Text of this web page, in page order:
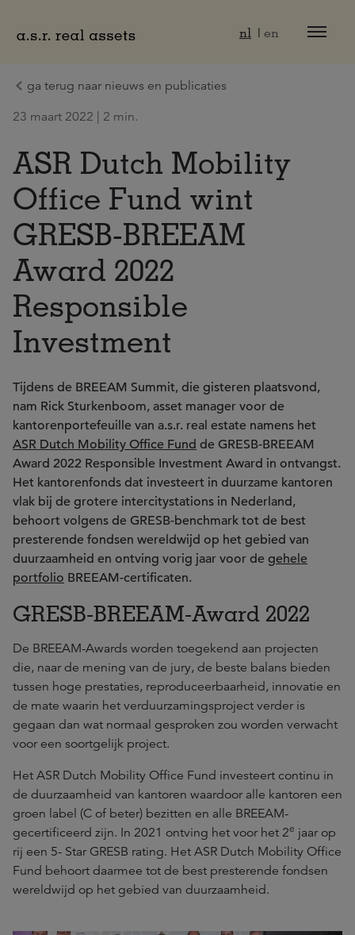
nl en
ga terug naar nieuws en publicaties
23 maart 2022 | 2 min.
ASR Dutch Mobility
Office Fund wint
GRESB-BREEAM
Award 2022
Responsible
Investment
Tijdens de BREEAM Summit, die gisteren plaatsvond,
nam Rick Sturkenboom, asset manager voor de
kantorenportefeuille van a.s.r. real estate namens het
ASR Dutch Mobility Office Fund de GRESB-BREEAM
Award 2022 Responsible Investment Award in ontvangst.
Het kantorenfonds dat investeert in duurzame kantoren
vlak bij de grotere intercitystations in Nederland,
behoort volgens de GRESB-benchmark tot de best
presterende fondsen wereldwijd op het gebied van
duurzaamheid en ontving vorig jaar voor de gehele
portfolio BREEAM-certificaten.
GRESB-BREEAM-Award 2022
De BREEAM-Awards worden toegekend aan projecten
die, naar de mening van de jury, de beste balans bieden
tussen hoge prestaties, reproduceerbaarheid, innovatie en
de mate waarin het verduurzamingsproject verder is
gegaan dan wat normaal gesproken zou worden verwacht
voor een soortgelijk project.
Het ASR Dutch Mobility Office Fund investeert continu in
de duurzaamheid van kantoren waardoor alle kantoren een
groen label (C of beter) bezitten en alle BREEAM-
gecertificeerd zijn. In 2021 ontving het voor het 2e jaar op
rij een 5- Star GRESB rating. Het ASR Dutch Mobility Office
Fund behoort daarmee tot de best presterende fondsen
wereldwijd op het gebied van duurzaamheid.